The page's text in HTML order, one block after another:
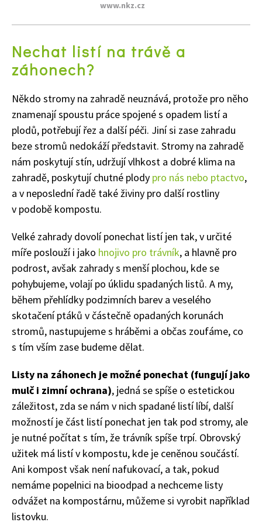
www.nkz.cz
Nechat listí na trávě a
záhonech?
Někdo stromy na zahradě neuznává, protože pro něho
znamenají spoustu práce spojené s opadem listí a
plodů, potřebují řez a další péči. Jiní si zase zahradu
beze stromů nedokáží představit. Stromy na zahradě
nám poskytují stín, udržují vlhkost a dobré klima na
zahradě, poskytují chutné plody pro nás nebo ptactvo,
a v neposlední řadě také živiny pro další rostliny
v podobě kompostu.
Velké zahrady dovolí ponechat listí jen tak, v určité
míře poslouží i jako hnojivo pro trávník, a hlavně pro
podrost, avšak zahrady s menší plochou, kde se
pohybujeme, volají po úklidu spadaných listů. A my,
během přehlídky podzimních barev a veselého
skotačení ptáků v částečně opadaných korunách
stromů, nastupujeme s hráběmi a občas zoufáme, co
s tím vším zase budeme dělat.
Listy na záhonech je možné ponechat (fungují jako
mulč i zimní ochrana), jedná se spíše o estetickou
záležitost, zda se nám v nich spadané listí líbí, další
možností je část listí ponechat jen tak pod stromy, ale
je nutné počítat s tím, že trávník spíše trpí. Obrovský
užitek má listí v kompostu, kde je ceněnou součástí.
Ani kompost však není nafukovací, a tak, pokud
nemáme popelnici na bioodpad a nechceme listy
odvážet na kompostárnu, můžeme si vyrobit například
listovku.